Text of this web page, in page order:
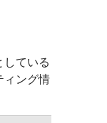
ている
ィング情